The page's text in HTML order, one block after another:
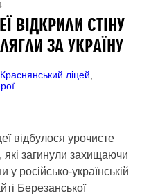
ВІДКРИЛИ СТІНУ
ЗА УКРАЇНУ
Краснянський ліцей
відбулося урочисте
які загинули захищаючи
у російсько-українській
Березанської